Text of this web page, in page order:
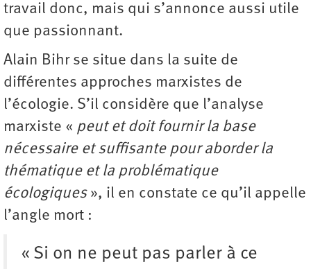
travail donc, mais qui s’annonce aussi utile
que passionnant.
Alain Bihr se situe dans la suite de
différentes approches marxistes de
l’écologie. S’il considère que l’analyse
marxiste « peut et doit fournir la base
nécessaire et suffisante pour aborder la
thématique et la problématique
écologiques », il en constate ce qu’il appelle
l’angle mort :
« Si on ne peut pas parler à ce